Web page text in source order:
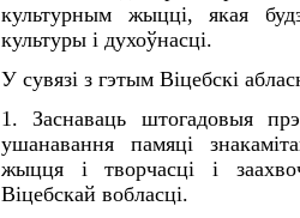
культурным жыццi, якая
культуры i духоўнасцi.
У сувязi з гэтым Вiцебскi
1. Заснаваць штогадовыя
ушанавання памяцi
жыцця i творчасцi i
Вiцебскай вобласцi.